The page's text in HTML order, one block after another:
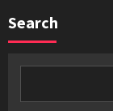
Search